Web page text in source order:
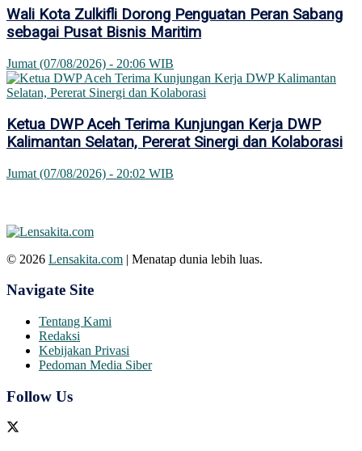
Wali Kota Zulkifli Dorong Penguatan Peran Sabang
sebagai Pusat Bisnis Maritim
Jumat (07/08/2026) - 20:06 WIB
Ketua DWP Aceh Terima Kunjungan Kerja DWP
Kalimantan Selatan, Pererat Sinergi dan Kolaborasi
Jumat (07/08/2026) - 20:02 WIB
© 2026 Lensakita.com | Menatap dunia lebih luas.
Navigate Site
Tentang Kami
Redaksi
Kebijakan Privasi
Pedoman Media Siber
Follow Us